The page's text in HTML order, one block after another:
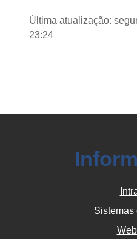
Última atualização:
23:24
Sistemas